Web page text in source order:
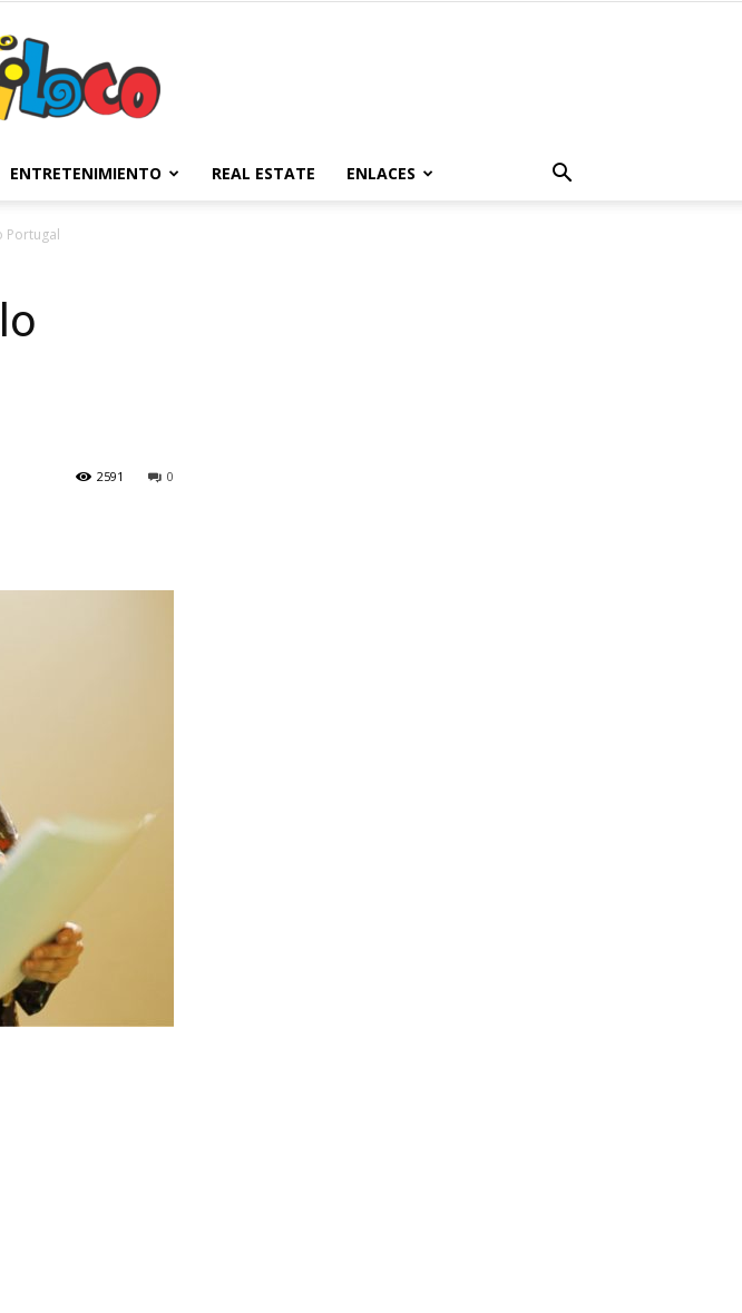
ENTRETENIMIENTO REAL ESTATE ENLACES
Portugal
0
2591